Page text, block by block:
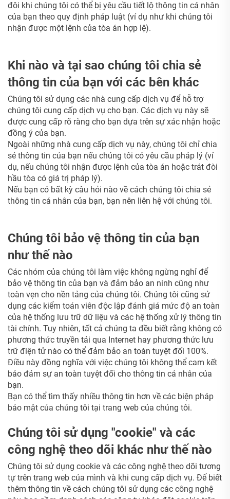
đôi khi chúng tôi có thể bị yêu cầu tiết lộ thông tin cá nhân
của bạn theo quy định pháp luật (ví dụ như khi chúng tôi
nhận được một lệnh của tòa án hợp lệ).
Khi nào và tại sao chúng tôi chia sẻ
thông tin của bạn với các bên khác
Chúng tôi sử dụng các nhà cung cấp dịch vụ để hỗ trợ
chúng tôi cung cấp dịch vụ cho bạn. Các dịch vụ này sẽ
được cung cấp rõ ràng cho bạn dựa trên sự xác nhận hoặc
đồng ý của bạn.
Ngoài những nhà cung cấp dịch vụ này, chúng tôi chỉ chia
sẻ thông tin của bạn nếu chúng tôi có yêu cầu pháp lý (ví
dụ, nếu chúng tôi nhận được lệnh của tòa án hoặc trát đòi
hầu tòa có giá trị pháp lý).
Nếu bạn có bất kỳ câu hỏi nào về cách chúng tôi chia sẻ
thông tin cá nhân của bạn, bạn nên liên hệ với chúng tôi.
Chúng tôi bảo vệ thông tin của bạn
như thế nào
Các nhóm của chúng tôi làm việc không ngừng nghỉ để
bảo vệ thông tin của bạn và đảm bảo an ninh cũng như
toàn vẹn cho nền tảng của chúng tôi. Chúng tôi cũng sử
dụng các kiểm toán viên độc lập đánh giá mức độ an toàn
của hệ thống lưu trữ dữ liệu và các hệ thống xử lý thông tin
tài chính. Tuy nhiên, tất cả chúng ta đều biết rằng không có
phương thức truyền tải qua Internet hay phương thức lưu
trữ điện tử nào có thể đảm bảo an toàn tuyệt đối 100%.
Điều này đồng nghĩa với việc chúng tôi không thể cam kết
bảo đảm sự an toàn tuyệt đối cho thông tin cá nhân của
bạn.
Bạn có thể tìm thấy nhiều thông tin hơn về các biện pháp
bảo mật của chúng tôi tại trang web của chúng tôi.
Chúng tôi sử dụng "cookie" và các
công nghệ theo dõi khác như thế nào
Chúng tôi sử dụng cookie và các công nghệ theo dõi tương
tự trên trang web của mình và khi cung cấp dịch vụ. Để biết
thêm thông tin về cách chúng tôi sử dụng các công nghệ